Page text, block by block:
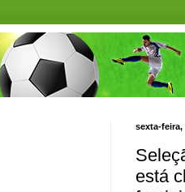
sexta-feira,
está